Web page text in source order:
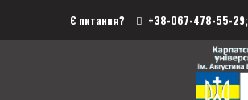
Є питання? +38-067-478-55-29;